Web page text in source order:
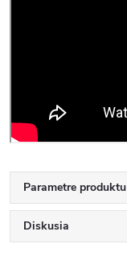
Parametre produktu
Diskusia